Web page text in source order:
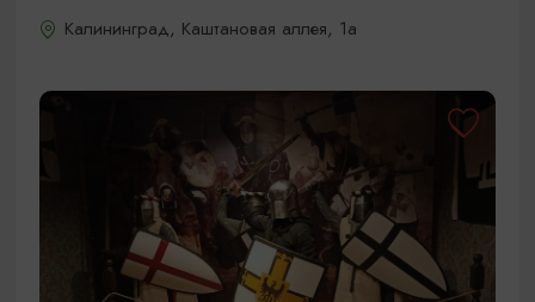
Калининград, Каштановая аллея, 1а